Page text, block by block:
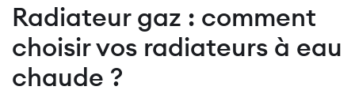
Radiateur gaz : comment
choisir vos radiateurs à eau
chaude ?